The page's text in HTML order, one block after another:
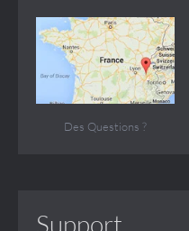
Des Questions ?
Support